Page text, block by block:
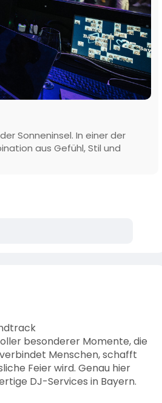
Sonneninsel. In einer der
aus Gefühl, Stil und
besonderer Momente, die
Menschen, schafft
Feier wird. Genau hier
DJ-Services in Bayern.